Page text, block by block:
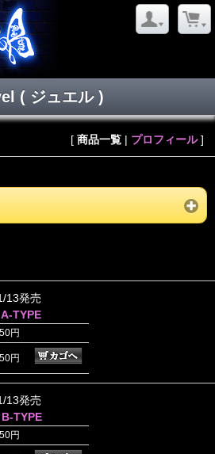
( ジュエル )
[ 商品一覧 | プロフィール]
13発売
TYPE
円
円
13発売
TYPE
円